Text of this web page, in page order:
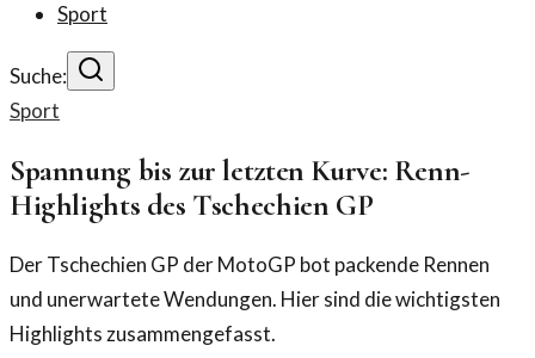
Sport
Suche:
Sport
Spannung bis zur letzten Kurve: Renn-
Highlights des Tschechien GP
Der Tschechien GP der MotoGP bot packende Rennen
und unerwartete Wendungen. Hier sind die wichtigsten
Highlights zusammengefasst.